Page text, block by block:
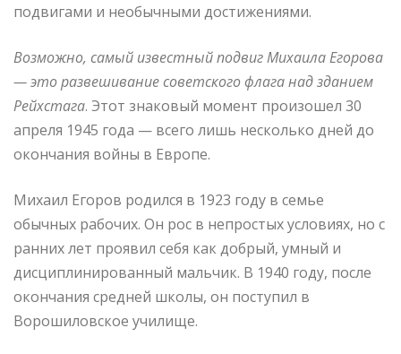
подвигами и необычными достижениями.
Возможно, самый известный подвиг Михаила Егорова
— это развешивание советского флага над зданием
Рейхстага. Этот знаковый момент произошел 30
апреля 1945 года — всего лишь несколько дней до
окончания войны в Европе.
Михаил Егоров родился в 1923 году в семье
обычных рабочих. Он рос в непростых условиях, но с
ранних лет проявил себя как добрый, умный и
дисциплинированный мальчик. В 1940 году, после
окончания средней школы, он поступил в
Ворошиловское училище.